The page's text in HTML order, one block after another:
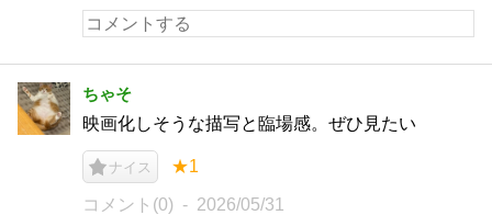
ちゃそ
映画化しそうな描写と臨場感。ぜひ見たい
ナイス ★1
コメント(0) 2026/05/31